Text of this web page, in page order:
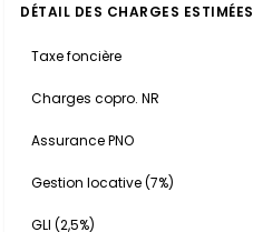
DÉTAIL DES CHARGES ESTIMÉES
Taxe foncière
Charges copro. NR
Assurance PNO
Gestion locative (7%)
GLI (2,5%)